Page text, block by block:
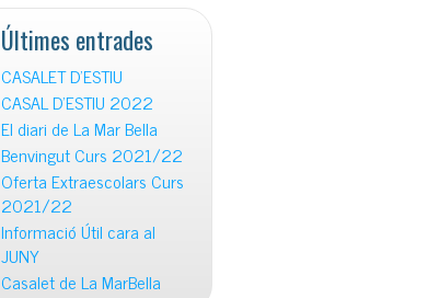
Últimes entrades
CASALET D’ESTIU
CASAL D’ESTIU 2022
El diari de La Mar Bella
Benvingut Curs 2021/22
Oferta Extraescolars Curs
2021/22
Informació Útil cara al
JUNY
Casalet de La MarBella